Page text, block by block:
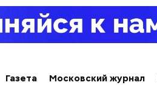
Газета Московский журнал